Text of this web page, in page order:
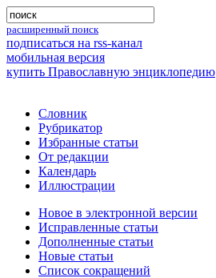
расширенный поиск
подписаться на rss-канал
мобильная версия
купить Православную энциклопедию
Словник
Рубрикатор
Избранные статьи
От редакции
Календарь
Иллюстрации
Новое в электронной версии
Исправленные статьи
Дополненные статьи
Новые статьи
Список сокращений